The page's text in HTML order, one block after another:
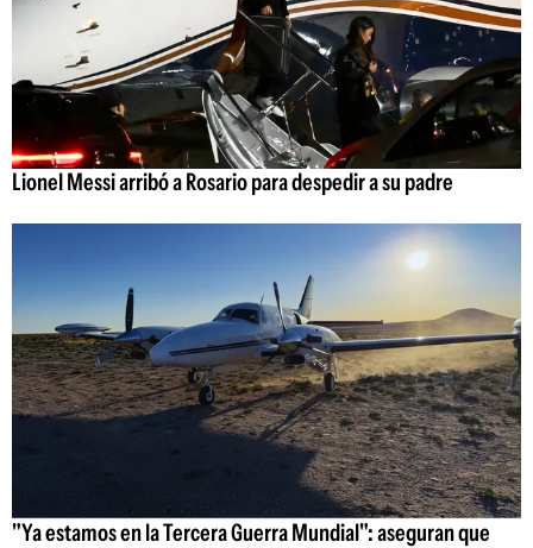
Lionel Messi arribó a Rosario para despedir a su padre
"Ya estamos en la Tercera Guerra Mundial": aseguran que